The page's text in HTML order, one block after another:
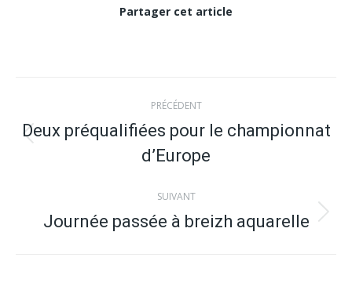
Partager cet article
Navigation
article
PRÉCÉDENT
précédent
Deux préqualifiées pour le championnat
d’Europe
SUIVANT
Article
Journée passée à breizh aquarelle